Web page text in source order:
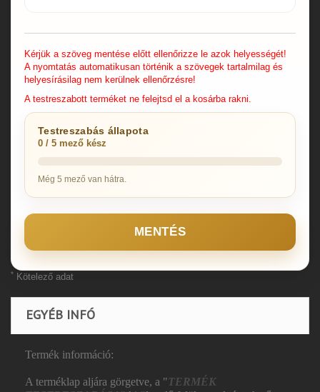
Kérjük a szöveg mentése előtt ellenőrizze le azok helyességét!
A nyomtatás automatikusan történik a szövegek tartalmilag és
helyesírásilag nem kerülnek ellenőrzésre!
A testreszabott terméket ne felejtsd el a kosárba rakni.
Testreszabás állapota
0 / 5 mező kész
Még 5 mező van hátra.
MENTÉS
* Kötelező adat
EGYÉB INFÓ
Termék információ:
A terméklap aljára görgetve, a "TERMÉK